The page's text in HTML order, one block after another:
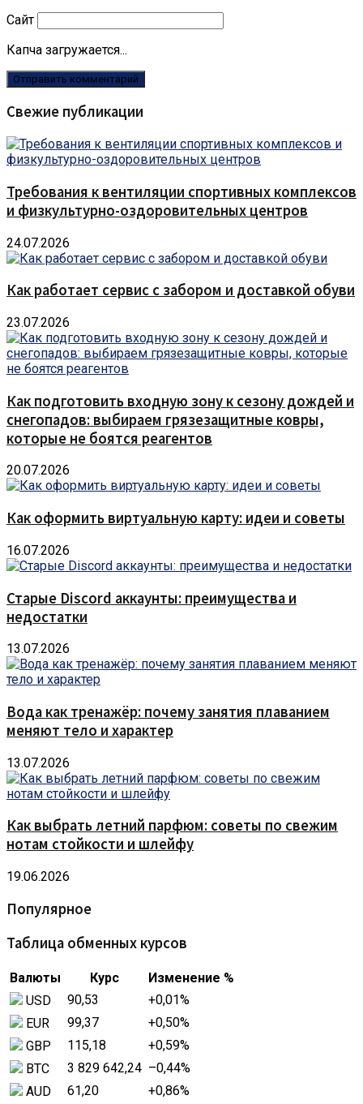
Сайт
Капча загружается...
Свежие публикации
Требования к вентиляции спортивных комплексов
и физкультурно-оздоровительных центров
24.07.2026
Как работает сервис с забором и доставкой обуви
23.07.2026
Как подготовить входную зону к сезону дождей и
снегопадов: выбираем грязезащитные ковры,
которые не боятся реагентов
20.07.2026
Как оформить виртуальную карту: идеи и советы
16.07.2026
Старые Discord аккаунты: преимущества и
недостатки
13.07.2026
Вода как тренажёр: почему занятия плаванием
меняют тело и характер
13.07.2026
Как выбрать летний парфюм: советы по свежим
нотам стойкости и шлейфу
19.06.2026
Популярное
Таблица обменных курсов
Валюты Курс
Изменение %
USD
90,53 +0,01%
EUR
99,37 +0,50%
GBP
115,18 +0,59%
BTC
3 829 642,24 –0,44%
AUD
61,20 +0,86%